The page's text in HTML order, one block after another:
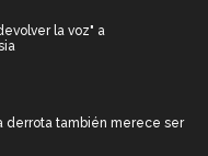
la voz" a
derrota también merece ser